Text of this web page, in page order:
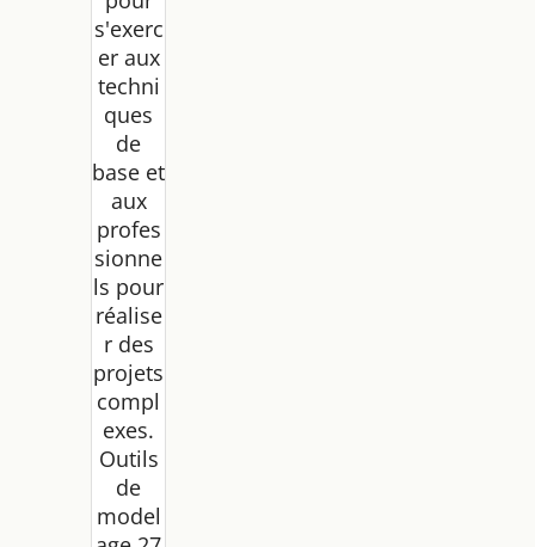
s'exerc
er aux
techni
ques
de
base et
aux
profes
sionne
ls pour
réalise
r des
projets
compl
exes.
Outils
de
model